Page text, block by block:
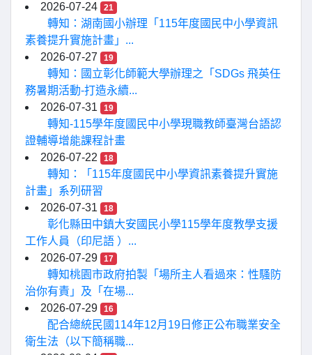
2026-07-24
21
轉知：湖南國小辦理「115年度國民中小學資訊
素養提升實施計畫」...
2026-07-27
19
轉知：國立彰化師範大學辦理之「SDGs 飛英任
務暑期活動-打造永續...
2026-07-31
19
轉知-115學年度國民中小學現職教師臺灣台語認
證輔導增能課程計畫
2026-07-22
18
轉知：「115年度國民中小學資訊素養提升實施
計畫」系列研習
2026-07-31
18
彰化縣田中鎮大安國民小學115學年度教學支援
工作人員（印尼語 ）...
2026-07-29
17
轉知桃園市政府拍製「場所主人看過來：性騷防
治你有責」及「在場...
2026-07-29
16
配合總統民國114年12月19日修正公布職業安全
衛生法（以下簡稱職...